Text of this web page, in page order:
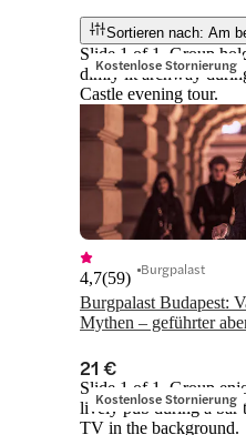
Sortieren nach: Am
Kostenlose Stornierung
Slide 1 of 1, Group
dimly lit archway
Castle evening tour.
Burgpalast Budapest:
Mythen – geführter
4,7(59) Burgpalast
21 €
Kostenlose Stornierung
Slide 1 of 1, Group
lively pub during a bar
TV in the background.